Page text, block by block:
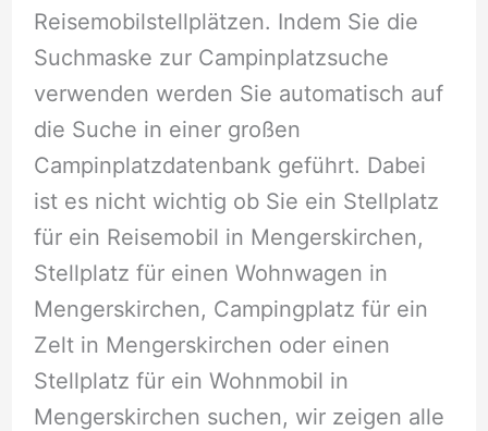
Reisemobilstellplätzen. Indem Sie die
Suchmaske zur Campinplatzsuche
verwenden werden Sie automatisch auf
die Suche in einer großen
Campinplatzdatenbank geführt. Dabei
ist es nicht wichtig ob Sie ein Stellplatz
für ein Reisemobil in Mengerskirchen,
Stellplatz für einen Wohnwagen in
Mengerskirchen, Campingplatz für ein
Zelt in Mengerskirchen oder einen
Stellplatz für ein Wohnmobil in
Mengerskirchen suchen, wir zeigen alle